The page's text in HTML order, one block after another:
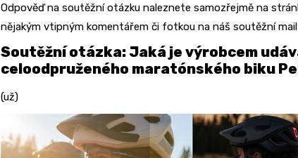
Odpověď na soutěžní otázku naleznete samozřejmě na
nějakým vtipným komentářem či fotkou na náš soutěžní mail
Soutěžní otázka: Jaká je výrobcem
celoodpruženého maratónského biku
(už)